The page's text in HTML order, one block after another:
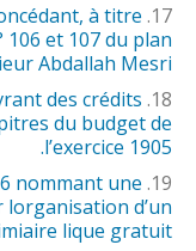
à titre
et 107 du plan
Abdallah Mesri.
des crédits
du budget de
l’exercice 1905.
nommant une
lorganisation d’un
lique gratuit.